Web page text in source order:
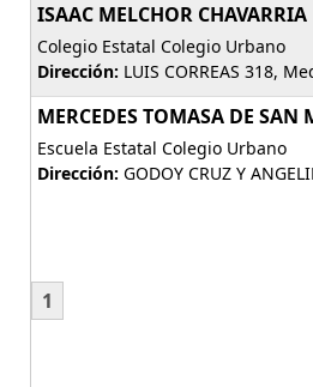
ISAAC MELCHOR CHAVARRIA
Colegio Estatal Colegio Urbano
Dirección: LUIS CORREAS 318,
MERCEDES TOMASA DE SAN
Escuela Estatal Colegio Urbano
Dirección: GODOY CRUZ Y
1